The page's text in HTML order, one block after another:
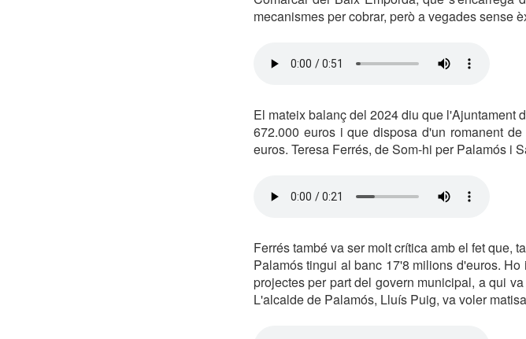
mecanismes per cobrar, però a vegades sense
El mateix balanç del 2024 diu que l'Ajuntament
672.000 euros i que disposa d'un romanent
euros. Teresa Ferrés, de Som-hi per Palamós i
Ferrés també va ser molt crítica amb el fet que,
Palamós tingui al banc 17'8 milions d'euros.
projectes per part del govern municipal, a qui
L'alcalde de Palamós, Lluís Puig, va voler